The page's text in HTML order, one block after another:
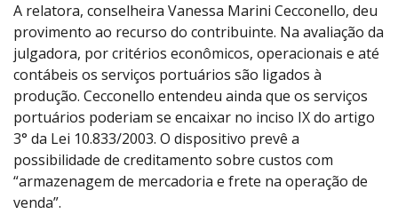
A relatora, conselheira Vanessa Marini Cecconello, deu
provimento ao recurso do contribuinte. Na avaliação da
julgadora, por critérios econômicos, operacionais e até
contábeis os serviços portuários são ligados à
produção. Cecconello entendeu ainda que os serviços
portuários poderiam se encaixar no inciso IX do artigo
3° da Lei 10.833/2003. O dispositivo prevê a
possibilidade de creditamento sobre custos com
“armazenagem de mercadoria e frete na operação de
venda”.